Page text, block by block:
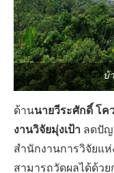
บ้
ด้านนายวีระศักดิ์ โ
งานวิจัยมุ่งเป้า ลดปัญ
สำนักงานการวิจัยแ
สามารถวัดผลได้ด้ว